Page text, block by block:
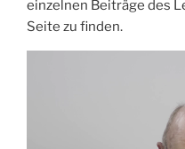
einzelnen Beiträge des
Seite zu finden.